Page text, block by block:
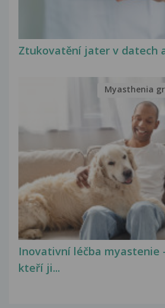
Ztukovatění jater v datech
Inovativní léčba myastenie
kteří ji...
Myasthenia